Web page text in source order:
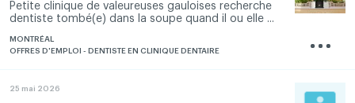
Petite clinique de valeureuses gauloises recherche
dentiste tombé(e) dans la soupe quand il ou elle ...
MONTRÉAL
OFFRES D'EMPLOI - DENTISTE EN CLINIQUE DENTAIRE
25 mai 2026